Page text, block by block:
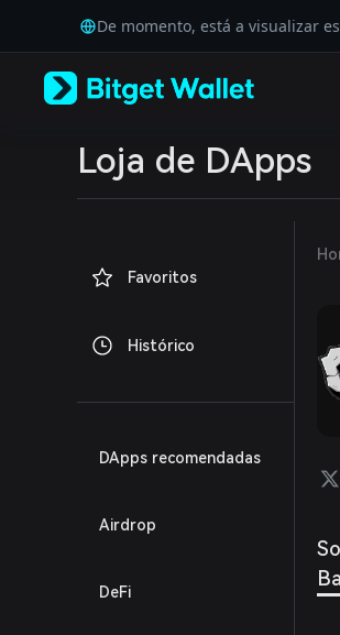
Tiếng Việt
Русский
Español (Latinoamérica)
Português (Portugal)
Bahasa Indonesia
Español (Argentina)
De momento, está a visualizar
Loja de DApps
Favoritos
Histórico
DApps recomendadas
Airdrop
DeFi